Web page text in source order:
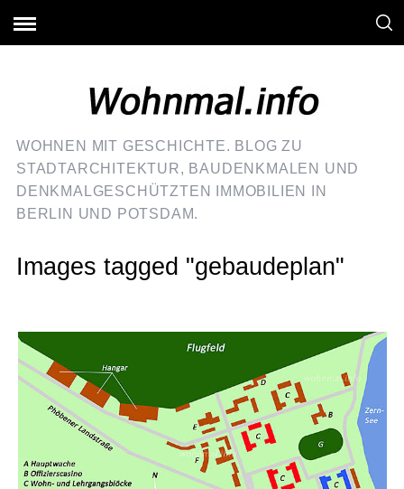
WOHNEN MIT GESCHICHTE. BLOG ZU
STADTARCHITEKTUR, BAUDENKMALEN UND
DENKMALGESCHÜTZTEN IMMOBILIEN IN
BERLIN UND POTSDAM.
Images tagged "gebaudeplan"